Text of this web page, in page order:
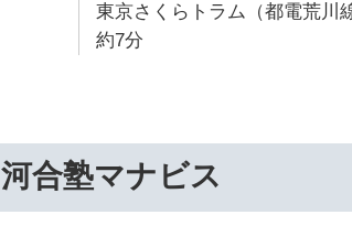
東京さくらトラム（都電荒川
約7分
河合塾マナビス